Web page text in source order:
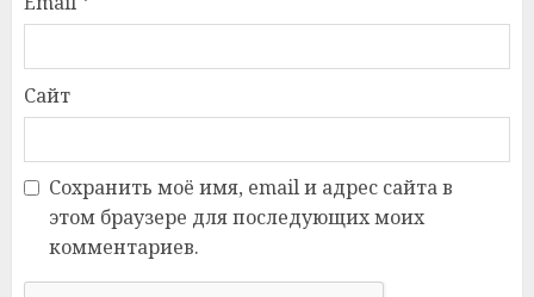
Сайт
Сохранить моё имя, email и адрес сайта в
этом браузере для последующих моих
комментариев.